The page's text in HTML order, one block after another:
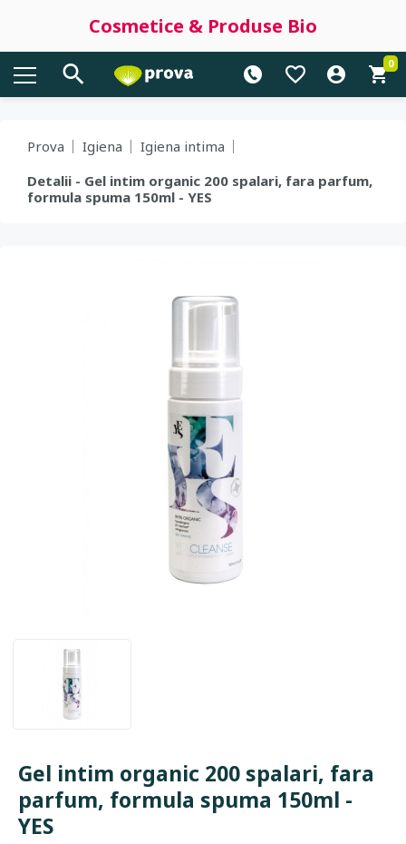
Cosmetice & Produse Bio
0
Prova Igiena
Igiena intima
Detalii - Gel intim organic 200 spalari, fara parfum,
formula spuma 150ml - YES
Gel intim organic 200 spalari, fara
parfum, formula spuma 150ml -
YES